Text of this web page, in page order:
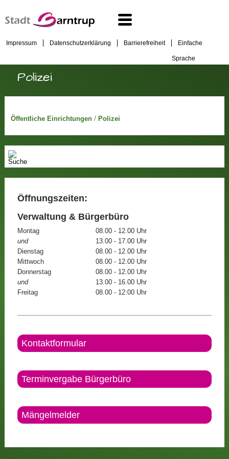
Impressum Datenschutzerklärung Barrierefreiheit Einfache
Sprache
Polizei
Öffentliche Einrichtungen/ Polizei
Öffnungszeiten:
Verwaltung & Bürgerbüro
Montag
08.00 - 12.00 Uhr
und
13.00 - 17.00 Uhr
Dienstag
08.00 - 12.00 Uhr
Mittwoch
08.00 - 12.00 Uhr
Donnerstag
08.00 - 12.00 Uhr
und
13.00 - 16.00 Uhr
Freitag
08.00 - 12:00 Uhr
Kontaktformular
Terminvergabe Bürgerbüro
Mängelmelder